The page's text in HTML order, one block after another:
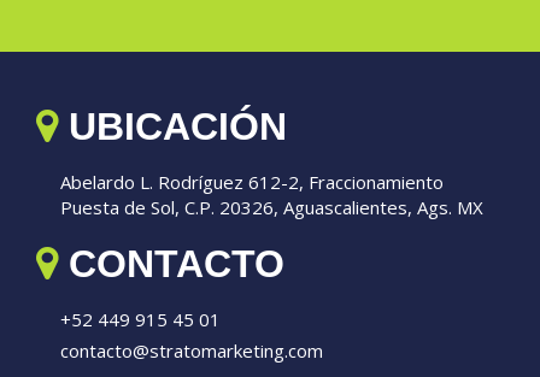
UBICACIÓN
Abelardo L. Rodríguez 612-2, Fraccionamiento
Puesta de Sol, C.P. 20326, Aguascalientes, Ags. MX
CONTACTO
+52 449 915 45 01
contacto@stratomarketing.com